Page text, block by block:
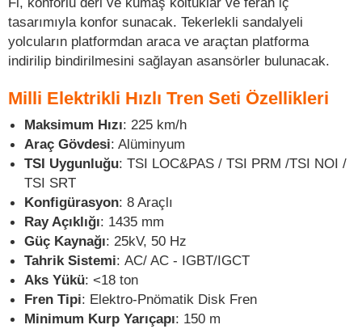
tasarımıyla konfor sunacak. Tekerlekli sandalyeli
yolcuların platformdan araca ve araçtan platforma
indirilip bindirilmesini sağlayan asansörler bulunacak.
Milli Elektrikli Hızlı Tren Seti Özellikleri
Maksimum Hızı: 225 km/h
Araç Gövdesi: Alüminyum
TSI Uygunluğu: TSI LOC&PAS / TSI PRM /TSI NOI /
TSI SRT
Konfigürasyon: 8 Araçlı
Ray Açıklığı: 1435 mm
Güç Kaynağı: 25kV, 50 Hz
Tahrik Sistemi: AC/ AC - IGBT/IGCT
Aks Yükü: <18 ton
Fren Tipi: Elektro-Pnömatik Disk Fren
Minimum Kurp Yarıçapı: 150 m